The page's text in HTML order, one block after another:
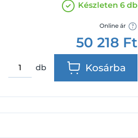
Készleten 6 db
Online ár
50 218 Ft
db Kosárba